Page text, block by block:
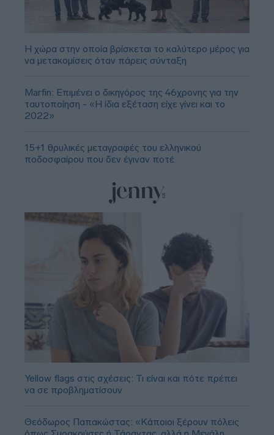
Η χώρα στην οποία βρίσκεται το καλύτερο μέρος για
να μετακομίσεις όταν πάρεις σύνταξη
Marfin: Επιμένει ο δικηγόρος της 46χρονης για την
ταυτοποίηση - «Η ίδια εξέταση είχε γίνει και το
2022»
15+1 θρυλικές μεταγραφές του ελληνικού
ποδοσφαίρου που δεν έγιναν ποτέ
Yellow flags στις σχέσεις: Τι είναι και πότε πρέπει
να σε προβληματίσουν
Θεόδωρος Παπακώστας: «Κάποιοι ξέρουν πόλεις